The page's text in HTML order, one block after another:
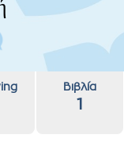
Βιβλία
1